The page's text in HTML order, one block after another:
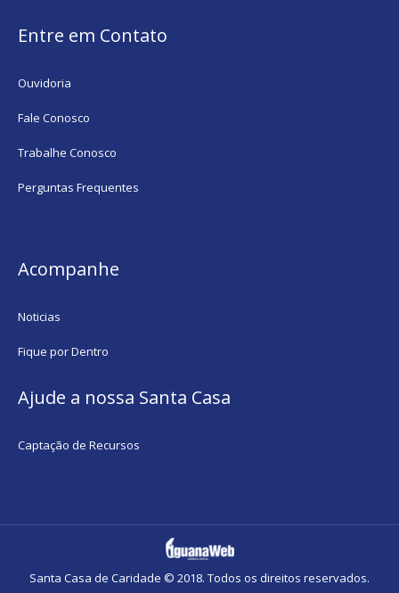
Entre em Contato
Ouvidoria
Fale Conosco
Trabalhe Conosco
Perguntas Frequentes
Acompanhe
Noticias
Fique por Dentro
Ajude a nossa Santa Casa
Captação de Recursos
Santa Casa de Caridade © 2018. Todos os direitos reservados.